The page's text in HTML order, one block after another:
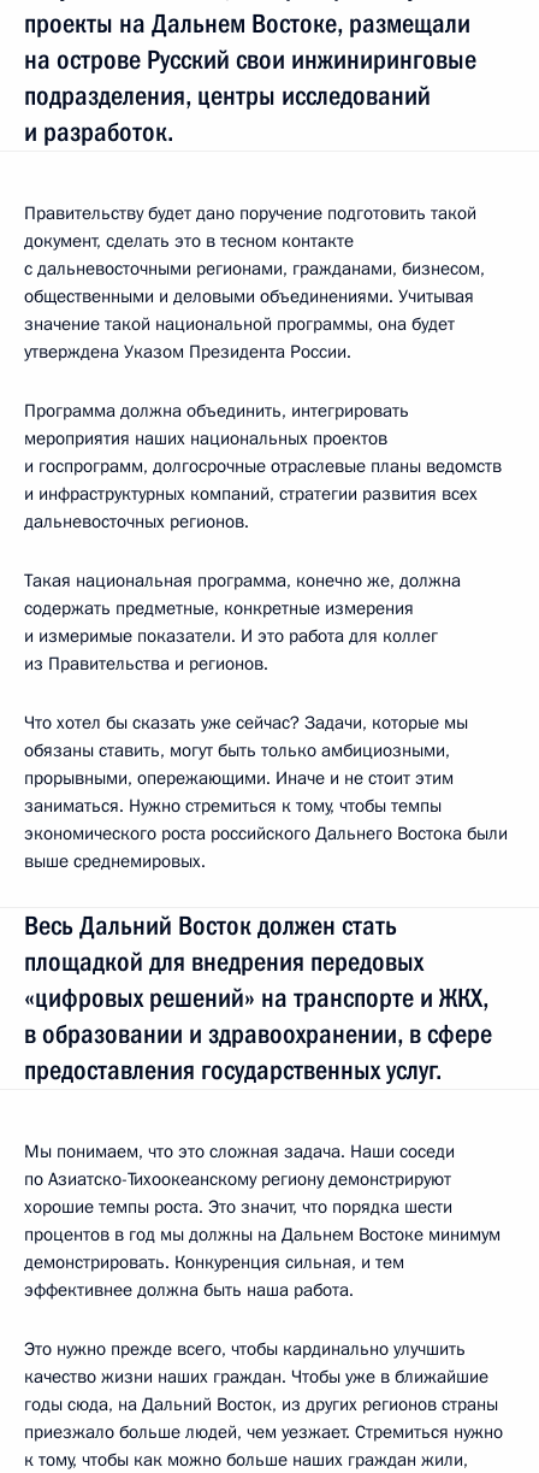
проекты на Дальнем Востоке, размещали
на острове Русский свои инжиниринговые
подразделения, центры исследований
и разработок.
Правительству будет дано поручение подготовить такой
документ, сделать это в тесном контакте
с дальневосточными регионами, гражданами, бизнесом,
общественными и деловыми объединениями. Учитывая
значение такой национальной программы, она будет
утверждена Указом Президента России.
Программа должна объединить, интегрировать
мероприятия наших национальных проектов
и госпрограмм, долгосрочные отраслевые планы ведомств
и инфраструктурных компаний, стратегии развития всех
дальневосточных регионов.
Такая национальная программа, конечно же, должна
содержать предметные, конкретные измерения
и измеримые показатели. И это работа для коллег
из Правительства и регионов.
Что хотел бы сказать уже сейчас? Задачи, которые мы
обязаны ставить, могут быть только амбициозными,
прорывными, опережающими. Иначе и не стоит этим
заниматься. Нужно стремиться к тому, чтобы темпы
экономического роста российского Дальнего Востока были
выше среднемировых.
Весь Дальний Восток должен стать
площадкой для внедрения передовых
«цифровых решений» на транспорте и ЖКХ,
в образовании и здравоохранении, в сфере
предоставления государственных услуг.
Мы понимаем, что это сложная задача. Наши соседи
по Азиатско-Тихоокеанскому региону демонстрируют
хорошие темпы роста. Это значит, что порядка шести
процентов в год мы должны на Дальнем Востоке минимум
демонстрировать. Конкуренция сильная, и тем
эффективнее должна быть наша работа.
Это нужно прежде всего, чтобы кардинально улучшить
качество жизни наших граждан. Чтобы уже в ближайшие
годы сюда, на Дальний Восток, из других регионов страны
приезжало больше людей, чем уезжает. Стремиться нужно
к тому, чтобы как можно больше наших граждан жили,